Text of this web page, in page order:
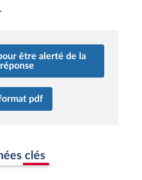
être alerté de la
réponse
pdf
clés